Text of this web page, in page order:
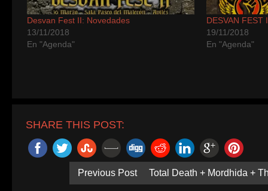
Desvan Fest II: Novedades
13/11/2018
En "Agenda"
DESVAN FEST
19/11/2018
En "Agenda"
SHARE THIS POST:
Previous Post Total Death + Mordhida +